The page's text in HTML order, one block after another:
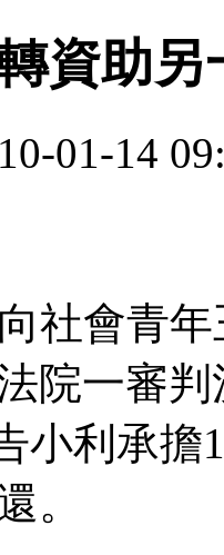
資助另
01-14
社會青
院一審
小利承擔
。